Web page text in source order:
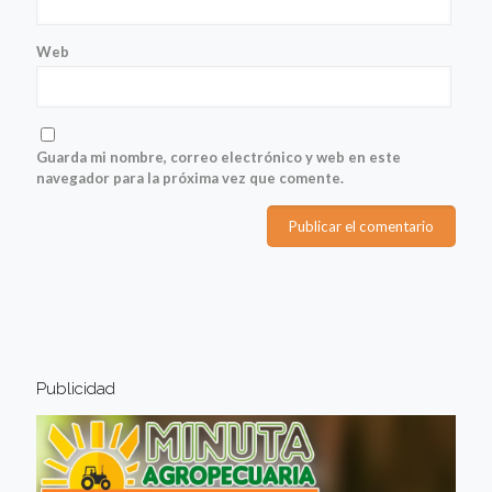
Web
Guarda mi nombre, correo electrónico y web en este
navegador para la próxima vez que comente.
Publicidad